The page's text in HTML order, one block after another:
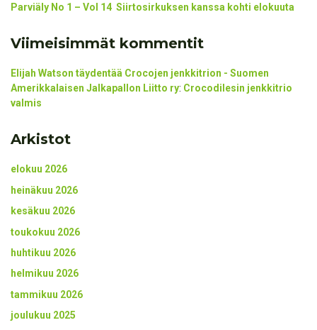
Parviäly No 1 – Vol 14 Siirtosirkuksen kanssa kohti elokuuta
Viimeisimmät kommentit
Elijah Watson täydentää Crocojen jenkkitrion - Suomen
Amerikkalaisen Jalkapallon Liitto ry: Crocodilesin jenkkitrio
valmis
Arkistot
elokuu 2026
heinäkuu 2026
kesäkuu 2026
toukokuu 2026
huhtikuu 2026
helmikuu 2026
tammikuu 2026
joulukuu 2025